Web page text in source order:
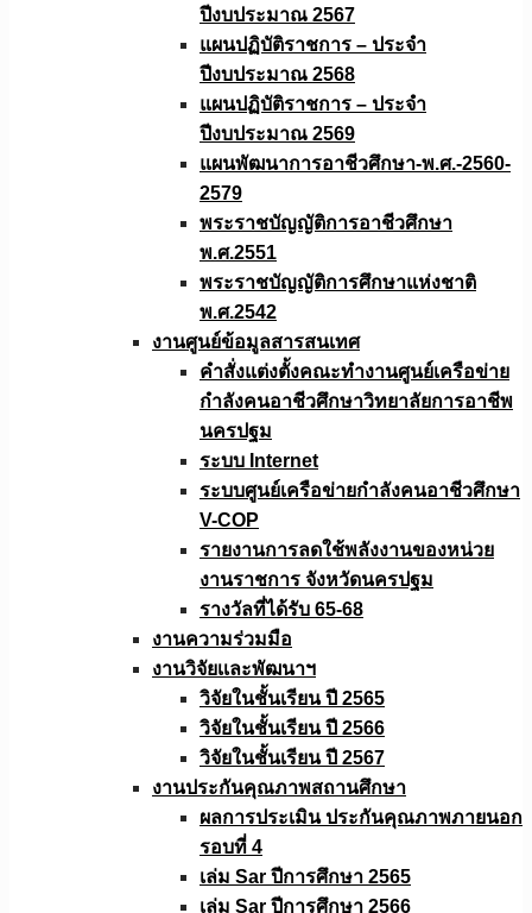
ปีงบประมาณ 2567
แผนปฏิบัติราชการ – ประจำ
ปีงบประมาณ 2568
แผนปฏิบัติราชการ – ประจำ
ปีงบประมาณ 2569
แผนพัฒนาการอาชีวศึกษา-พ.ศ.-2560-
2579
พระราชบัญญัติการอาชีวศึกษา
พ.ศ.2551
พระราชบัญญัติการศึกษาแห่งชาติ
พ.ศ.2542
งานศูนย์ข้อมูลสารสนเทศ
คำสั่งแต่งตั้งคณะทำงานศูนย์เครือข่าย
กำลังคนอาชีวศึกษาวิทยาลัยการอาชีพ
นครปฐม
ระบบ Internet
ระบบศูนย์เครือข่ายกำลังคนอาชีวศึกษา
V-COP
รายงานการลดใช้พลังงานของหน่วย
งานราชการ จังหวัดนครปฐม
รางวัลที่ได้รับ 65-68
งานความร่วมมือ
งานวิจัยเเละพัฒนาฯ
วิจัยในชั้นเรียน ปี 2565
วิจัยในชั้นเรียน ปี 2566
วิจัยในชั้นเรียน ปี 2567
งานประกันคุณภาพสถานศึกษา
ผลการประเมิน ประกันคุณภาพภายนอก
รอบที่ 4
เล่ม Sar ปีการศึกษา 2565
เล่ม Sar ปีการศึกษา 2566